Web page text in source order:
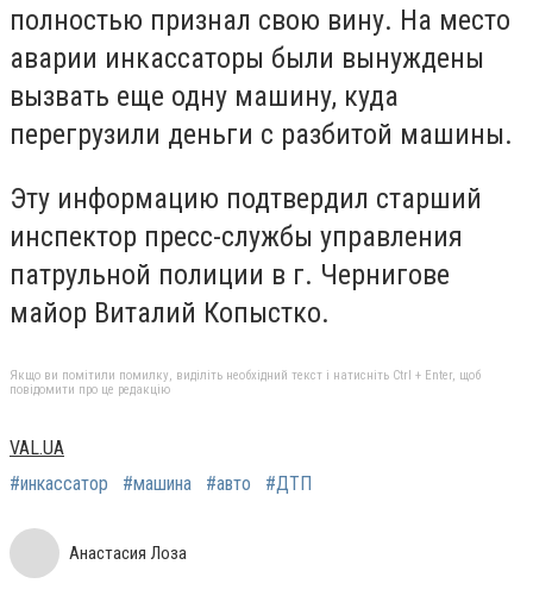
полностью признал свою вину. На место
аварии инкассаторы были вынуждены
вызвать еще одну машину, куда
перегрузили деньги с разбитой машины.
Эту информацию подтвердил старший
инспектор пресс-службы управления
патрульной полиции в г. Чернигове
майор Виталий Копыстко.
Якщо ви помітили помилку, виділіть необхідний текст і натисніть Ctrl + Enter, щоб
повідомити про це редакцію
VAL.UA
#инкассатор
#машина #авто #ДТП
Анастасия Лоза